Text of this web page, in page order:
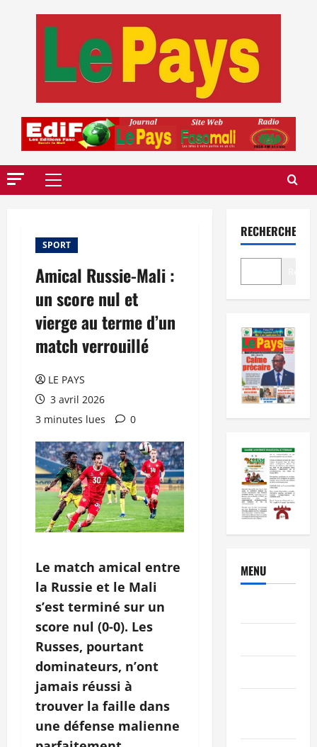
Menu
SPORT
Amical Russie-Mali :
un score nul et
vierge au terme d’un
match verrouillé
LE PAYS
3 avril 2026
3 minutes lues
0
Le match amical entre
la Russie et le Mali
s’est terminé sur un
score nul (0-0). Les
Russes, pourtant
dominateurs, n’ont
jamais réussi à
trouver la faille dans
une défense malienne
RECHERCHER
MENU